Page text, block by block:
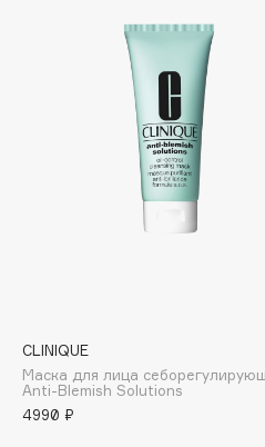
Boadicea The Victorious
Bvlgari
by TERRY
BY WISHTREND
CLINIQUE
Маска для лица
Anti-Blemish Solutions
4990 ₽